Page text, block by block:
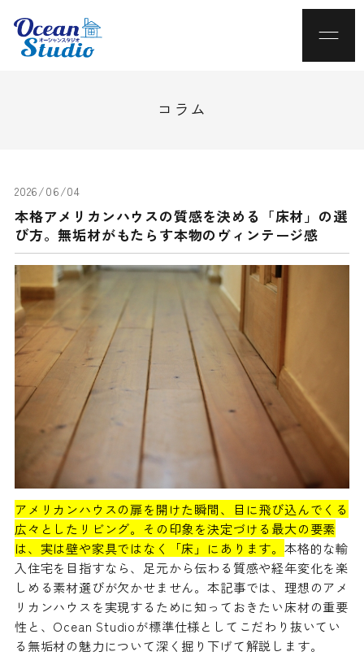
コラム
2026/06/04
本格アメリカンハウスの質感を決める「床材」の選
び方。無垢材がもたらす本物のヴィンテージ感
アメリカンハウスの扉を開けた瞬間、目に飛び込んでくる
広々としたリビング。その印象を決定づける最大の要素
は、実は壁や家具ではなく「床」にあります。 本格的な輸
入住宅を目指すなら、足元から伝わる質感や経年変化を楽
しめる素材選びが欠かせません。本記事では、理想のアメ
リカンハウスを実現するために知っておきたい床材の重要
性と、Ocean Studioが標準仕様としてこだわり抜いてい
る無垢材の魅力について深く掘り下げて解説します。